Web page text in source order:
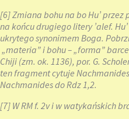
[6]Zmiana bohu na bo Hu’
na końcu drugiego litery ’alef.
ukrytego synonimem Boga.
„materia” i bohu – „forma”
Chiji (zm. ok. 1136), por. G.
ten fragment cytuje Nachmanides
Nachmanides do Rdz 1,2.
[7] W RM f. 2v i w watykańskich